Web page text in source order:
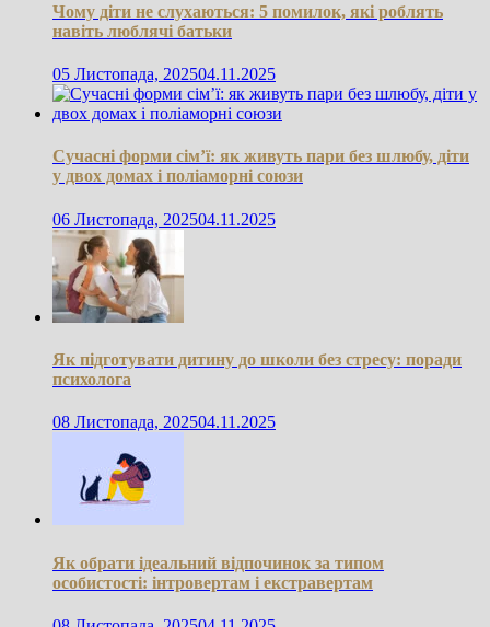
Чому діти не слухаються: 5 помилок, які роблять
навіть люблячі батьки
05 Листопада, 202504.11.2025
Сучасні форми сім’ї: як живуть пари без шлюбу, діти
у двох домах і поліаморні союзи
06 Листопада, 202504.11.2025
Як підготувати дитину до школи без стресу: поради
психолога
08 Листопада, 202504.11.2025
Як обрати ідеальний відпочинок за типом
особистості: інтровертам і екстравертам